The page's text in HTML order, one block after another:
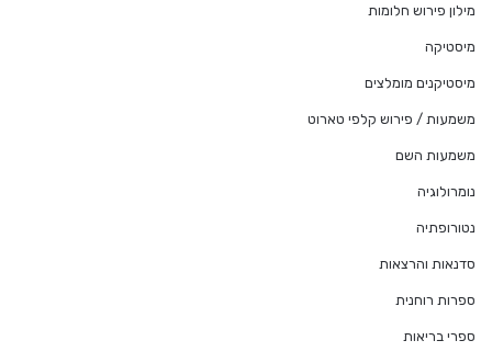
מילון פירוש חלומות
מיסטיקה
מיסטיקנים מומלצים
משמעות / פירוש קלפי טארוט
משמעות השם
נומרולוגיה
נטורופתיה
סדנאות והרצאות
ספרות רוחנית
ספרי בריאות